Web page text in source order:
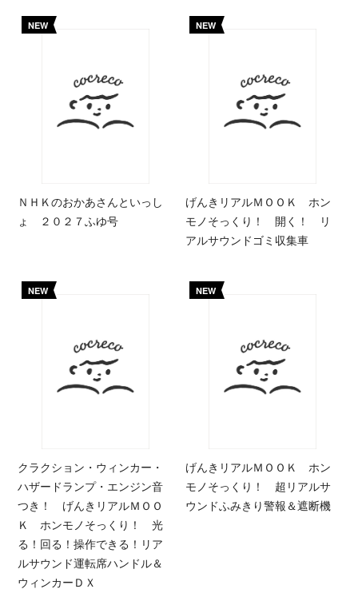
NEW
ＮＨＫのおかあさんといっし
ょ ２０２７ふゆ号
NEW
げんきリアルＭＯＯＫ ホン
モノそっくり！ 開く！ リ
アルサウンドゴミ収集車
NEW
クラクション・ウィンカー・
ハザードランプ・エンジン音
つき！ げんきリアルＭＯＯ
Ｋ ホンモノそっくり！ 光
る！回る！操作できる！リア
ルサウンド運転席ハンドル＆
ウィンカーＤＸ
NEW
げんきリアルＭＯＯＫ ホン
モノそっくり！ 超リアルサ
ウンドふみきり警報＆遮断機